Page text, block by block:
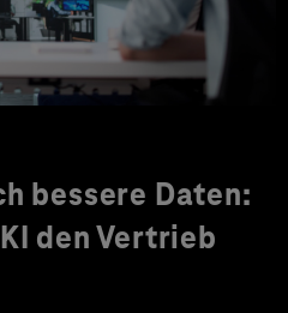
bessere Daten:
den Vertrieb